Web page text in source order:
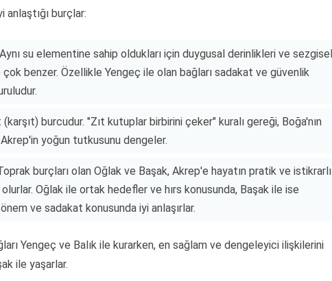
anlaştığı burçlar:
su elementine sahip oldukları için duygusal derinlikleri ve sezgisel
çok benzer. Özellikle Yengeç ile olan bağları sadakat ve güvenlik
(karşıt) burcudur. "Zıt kutuplar birbirini çeker" kuralı gereği, Boğa'nın
yoğun tutkusunu dengeler.
burçları olan Oğlak ve Başak, Akrep'e hayatın pratik ve istikrarlı
Oğlak ile ortak hedefler ve hırs konusunda, Başak ile ise
ve sadakat konusunda iyi anlaşırlar.
Yengeç ve Balık ile kurarken, en sağlam ve dengeleyici ilişkilerini
ile yaşarlar.